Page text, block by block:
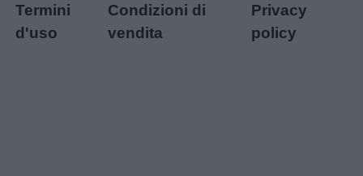
Termini
d'uso
Condizioni di
vendita
Privacy
policy